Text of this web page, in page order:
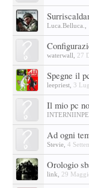
Luca.Belluca.
waterwall 27
Spegne il
leepriest 3
Il mio pc
Ad ogni
Stevie 4
Orologio
link 29